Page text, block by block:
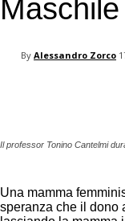
By Alessandro Zorco
Il professor Tonino Cantelmi
Una mamma
speranza che il dono